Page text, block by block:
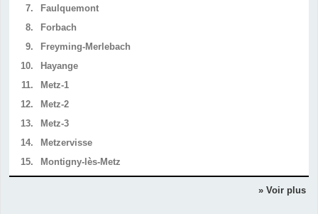
7.
Faulquemont
8.
Forbach
9.
Freyming-Merlebach
10.
Hayange
11.
Metz-1
12.
Metz-2
13.
Metz-3
14.
Metzervisse
15.
Montigny-lès-Metz
» Voir plus